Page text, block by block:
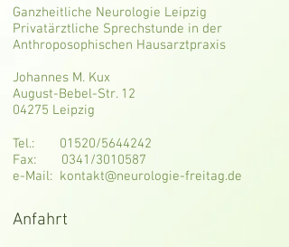
Ganzheitliche Neurologie Leipzig
Privatärztliche Sprechstunde in der
Anthroposophischen Hausarztpraxis
Johannes M. Kux
August-Bebel-Str. 12
04275 Leipzig
Tel.: 01520/5644242
Fax: 0341/3010587
e-Mail: kontakt@neurologie-freitag.de
Anfahrt